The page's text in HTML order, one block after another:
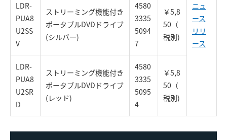
ニュ
ース
リリ
ース
LDR-
PUA8
U2SS
V
ストリーミング機能付き
ポータブルDVDドライブ
(シルバー)
4580
3335
5094
7
￥5,8
50（
税別)
LDR-
PUA8
U2SR
D
ストリーミング機能付き
ポータブルDVDドライブ
(レッド)
4580
3335
5095
4
￥5,8
50（
税別)